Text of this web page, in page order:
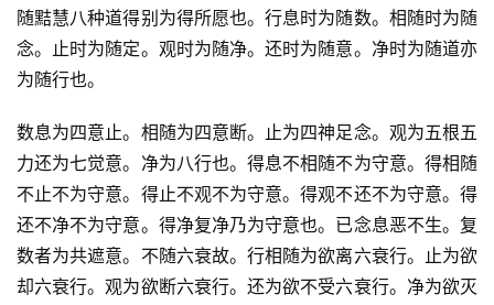
随黠慧八种道得别为得所愿也。行息时为随数。相随时为随
念。止时为随定。观时为随净。还时为随意。净时为随道亦
为随行也。
数息为四意止。相随为四意断。止为四神足念。观为五根五
力还为七觉意。净为八行也。得息不相随不为守意。得相随
不止不为守意。得止不观不为守意。得观不还不为守意。得
还不净不为守意。得净复净乃为守意也。已念息恶不生。复
数者为共遮意。不随六衰故。行相随为欲离六衰行。止为欲
却六衰行。观为欲断六衰行。还为欲不受六衰行。净为欲灭